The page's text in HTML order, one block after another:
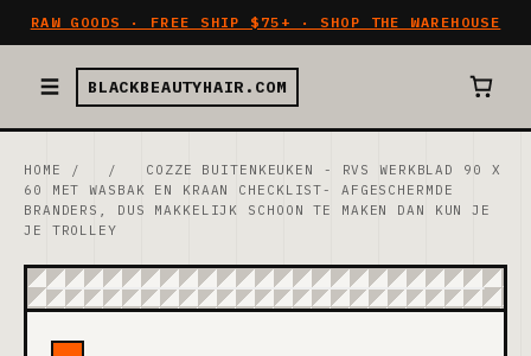
RAW GOODS · FREE SHIP $75+ · SHOP THE WAREHOUSE
BLACKBEAUTYHAIR.COM
HOME / /
COZZE BUITENKEUKEN - RVS WERKBLAD 90 X
60 MET WASBAK EN KRAAN CHECKLIST- AFGESCHERMDE
BRANDERS, DUS MAKKELIJK SCHOON TE MAKEN DAN KUN JE
JE TROLLEY